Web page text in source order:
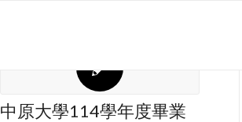
中原大學114學年度畢業